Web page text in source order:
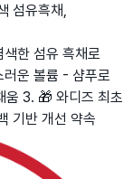
섬유흑채,
한 섬유 흑채로
러운 볼륨 - 샴푸로
움 3. 🎁 와디즈 최초
기반 개선 약속